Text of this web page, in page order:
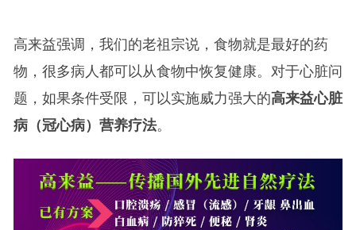
高来益强调，我们的老祖宗说，食物就是最好的药
物，很多病人都可以从食物中恢复健康。对于心脏问
题，如果条件受限，可以实施威力强大的高来益心脏
病（冠心病）营养疗法。